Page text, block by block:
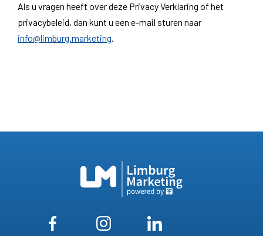
Als u vragen heeft over deze Privacy Verklaring of het
privacybeleid, dan kunt u een e-mail sturen naar
info@limburg.marketing.